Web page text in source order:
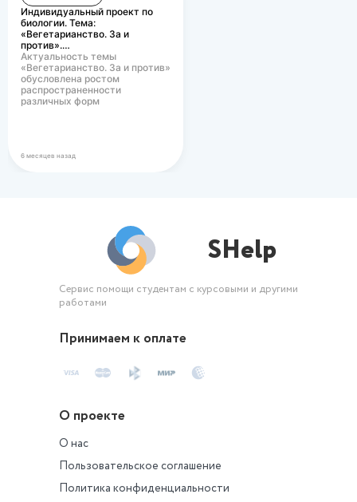
Индивидуальный проект по
биологии. Тема:
«Вегетарианство. За и
против».…
Актуальность темы
«Вегетарианство. За и против»
обусловлена ростом
распространенности
различных форм
6 месяцев назад
SHelp
Сервис помощи студентам с курсовыми и другими
работами
Принимаем к оплате
О проекте
О нас
Пользовательское соглашение
Политика конфиденциальности